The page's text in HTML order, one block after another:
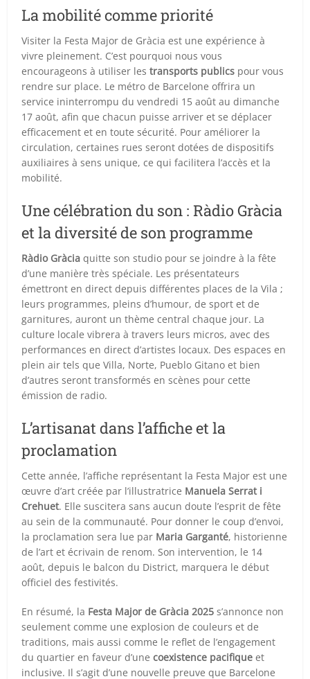
La mobilité comme priorité
Visiter la Festa Major de Gràcia est une expérience à
vivre pleinement. C’est pourquoi nous vous
encourageons à utiliser lestransports publics pour vous
rendre sur place. Le métro de Barcelone offrira un
service ininterrompu du vendredi 15 août au dimanche
17 août, afin que chacun puisse arriver et se déplacer
efficacement et en toute sécurité. Pour améliorer la
circulation, certaines rues seront dotées de dispositifs
auxiliaires à sens unique, ce qui facilitera l’accès et la
mobilité.
Une célébration du son : Ràdio Gràcia
et la diversité de son programme
Ràdio Gràcia quitte son studio pour se joindre à la fête
d’une manière très spéciale. Les présentateurs
émettront en direct depuis différentes places de la Vila ;
leurs programmes, pleins d’humour, de sport et de
garnitures, auront un thème central chaque jour. La
culture locale vibrera à travers leurs micros, avec des
performances en direct d’artistes locaux. Des espaces en
plein air tels que Villa, Norte, Pueblo Gitano et bien
d’autres seront transformés en scènes pour cette
émission de radio.
L’artisanat dans l’affiche et la
proclamation
Cette année, l’affiche représentant la Festa Major est une
œuvre d’art créée par l’illustratrice Manuela Serrat i
Crehuet. Elle suscitera sans aucun doute l’esprit de fête
au sein de la communauté. Pour donner le coup d’envoi,
la proclamation sera lue par Maria Garganté, historienne
de l’art et écrivain de renom. Son intervention, le 14
août, depuis le balcon du District, marquera le début
officiel des festivités.
En résumé, la Festa Major de Gràcia 2025 s’annonce non
seulement comme une explosion de couleurs et de
traditions, mais aussi comme le reflet de l’engagement
du quartier en faveur d’unecoexistence pacifique et
inclusive. Il s’agit d’une nouvelle preuve que Barcelone